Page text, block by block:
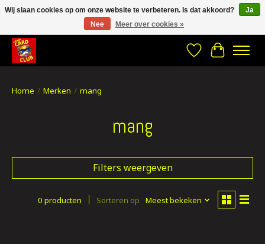
CRACH CARD CLUB , The best place to Geek out!
Verlanglijst
Home / Merken / mang
mang
Filters weergeven
0 producten Sorteren op Meest bekeken
Wij slaan cookies op om onze website te verbeteren. Is dat akkoord?
Ja
Nee
Meer over cookies »